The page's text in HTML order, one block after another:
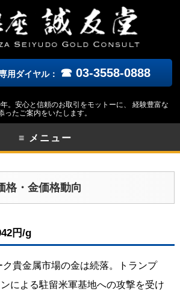
用ダイヤル： ☎ 03-3558-0888
年。安心と信頼のお取引をモットーに、 経験豊富な
ったご案内をいたします。
≡ メニュー
格・金価格動向
円/g
ク貴金属市場の金は続落。トランプ
ンによる駐留米軍基地への攻撃を受け